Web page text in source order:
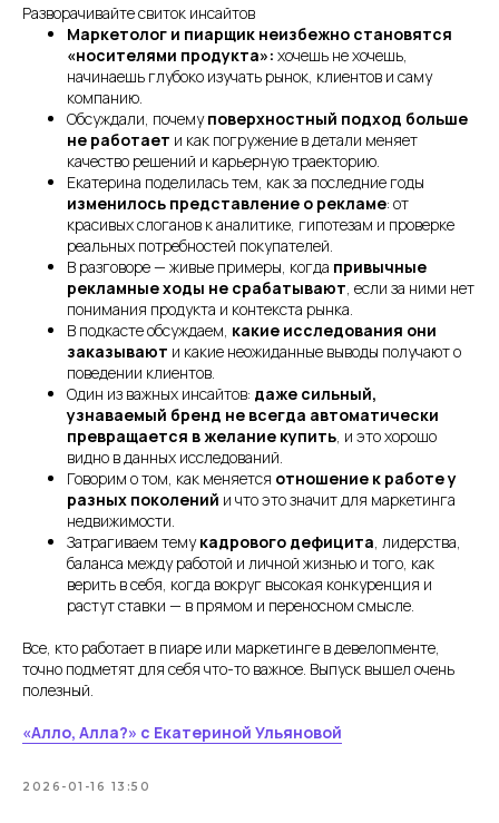
Разворачивайте свиток инсайтов
Маркетолог и пиарщик неизбежно становятся
«носителями продукта»: хочешь не хочешь,
начинаешь глубоко изучать рынок, клиентов и саму
компанию.
Обсуждали, почемуповерхностный подход больше
не работает и как погружение в детали меняет
качество решений и карьерную траекторию.
Екатерина поделилась тем, как за последние годы
изменилось представление о рекламе: от
красивых слоганов к аналитике, гипотезам и проверке
реальных потребностей покупателей.
В разговоре — живые примеры, когда привычные
рекламные ходы не срабатывают , если за ними нет
понимания продукта и контекста рынка.
В подкасте обсуждаем, какие исследования они
заказывают и какие неожиданные выводы получают о
поведении клиентов.
Один из важных инсайтов: даже сильный,
узнаваемый бренд не всегда автоматически
превращается в желание купить , и это хорошо
видно в данных исследований.
Говорим о том, как меняется отношение к работе у
разных поколений и что это значит для маркетинга
недвижимости.
Затрагиваем темукадрового дефицита , лидерства,
баланса между работой и личной жизнью и того, как
верить в себя, когда вокруг высокая конкуренция и
растут ставки — в прямом и переносном смысле.
Все, кто работает в пиаре или маркетинге в девелопменте,
точно подметят для себя что-то важное. Выпуск вышел очень
полезный.
«Алло, Алла?» с Екатериной Ульяновой
2026-01-16 13:50